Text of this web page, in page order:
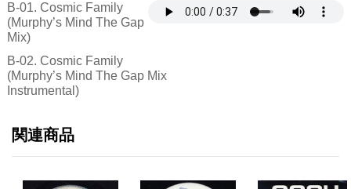
B-01. Cosmic Family
(Murphy’s Mind The Gap
Mix)
B-02. Cosmic Family
(Murphy’s Mind The Gap Mix
Instrumental)
関連商品